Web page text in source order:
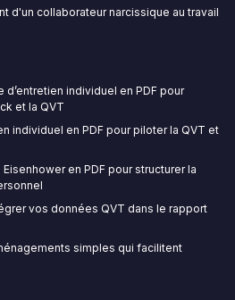
d'un collaborateur narcissique au travail
individuel en PDF pour
et la QVT
individuel en PDF pour piloter la QVT et
en PDF pour structurer la
vos données QVT dans le rapport
simples qui facilitent